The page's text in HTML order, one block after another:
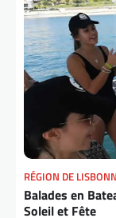
RÉGION DE
Balades en
Soleil et Fête